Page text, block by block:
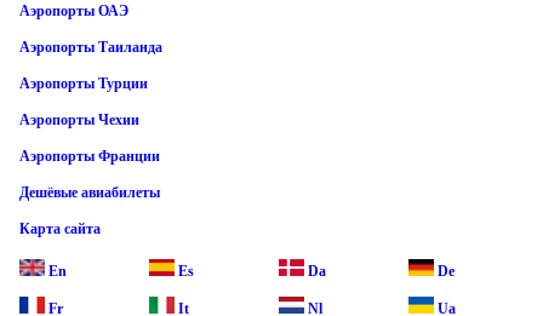
Аэропорты ОАЭ
Аэропорты Таиланда
Аэропорты Турции
Аэропорты Чехии
Аэропорты Франции
Дешёвые авиабилеты
Карта сайта
En Es Da De
Fr It Nl Ua